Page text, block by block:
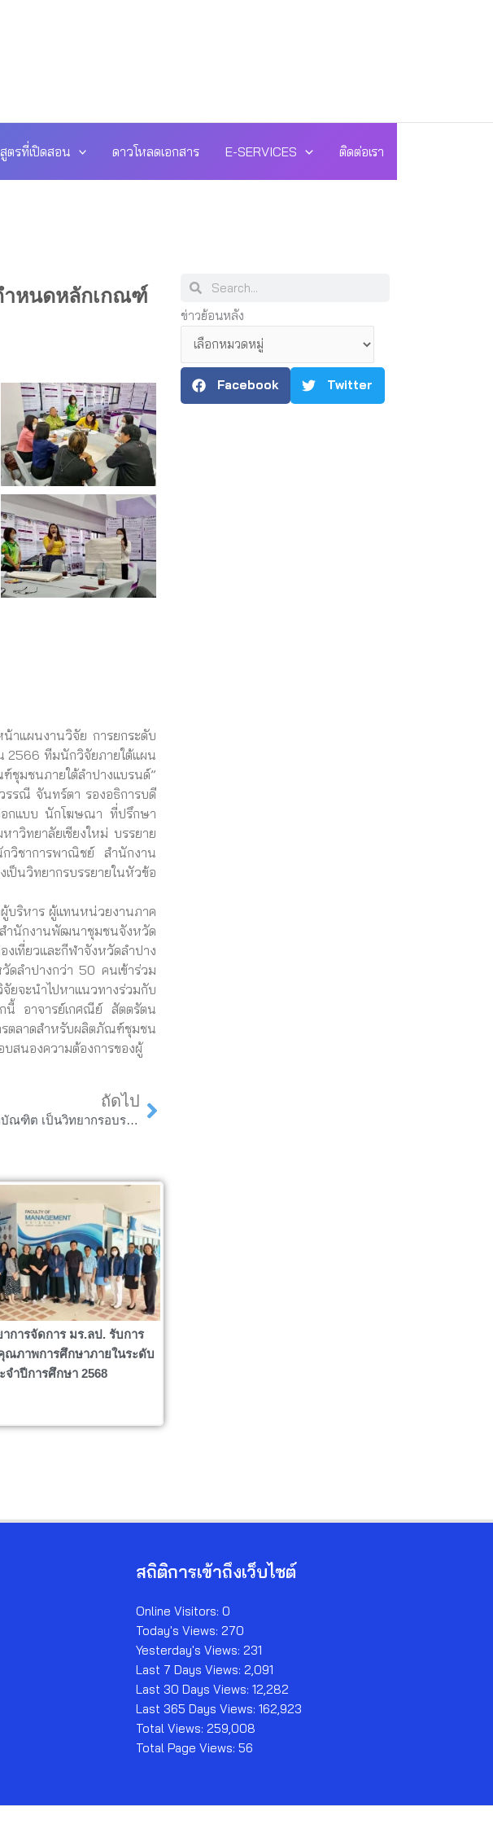
ตรที่เปิดสอน ดาวโหลดเอกสาร E-SERVICES ติดต่อเรา
ำหนดหลักเกณฑ์
แผนงานวิจัย การยกระดับ
2566 ทีมนักวิจัยภายใต้แผน
ชุมชนภายใต้ลำปางแบรนด์”
รรณี จันทร์ตา รองอธิการบดี
อกแบบ นักโฆษณา ที่ปรึกษา
าวิทยาลัยเชียงใหม่ บรรยาย
วิชาการพาณิชย์ สำนักงาน
นวิทยากรบรรยายในหัวข้อ
บริหาร ผู้แทนหน่วยงานภาค
ำนักงานพัฒนาชุมชนจังหวัด
เที่ยวและกีฬาจังหวัดลำปาง
ดลำปางกว่า 50 คนเข้าร่วม
จะนำไปหาแนวทางร่วมกับ
นี้ อาจารย์เกศณีย์ สัตตรัตน
รตลาดสำหรับผลิตภัณฑ์ชุมชน
บสนองความต้องการของผู้
ถัดไป
ประธานหลักสูตรการจัดการมหาบัณฑิต เป็นวิทยากรอบรมโครงการสร้างภาคีเครือข่ายป้องกันอาชญากรรมทางเทคโนโลยี (ครู ข.ไข่) ระยะที่ 2
Next
การจัดการ มร.ลป. รับการ
ณภาพการศึกษาภายในระดับ
ำปีการศึกษา 2568
SearchSearch
ข่าวย้อนหลัง
ข่าว
ย้อน
หลัง
Facebook
Twitter
สถิติการเข้าถึงเว็บไซต์
Online Visitors:0
Today's Views:270
Yesterday's Views:231
Last 7 Days Views:2,091
Last 30 Days Views:12,282
Last 365 Days Views:162,923
Total Views:259,008
Total Page Views:56